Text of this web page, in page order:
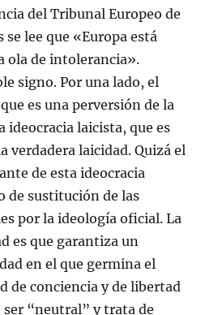
del Tribunal Europeo de
se lee que «Europa está
ola de intolerancia».
signo. Por una lado, el
es una perversión de la
ideocracia laicista, que es
verdadera laicidad. Quizá el
de esta ideocracia
de sustitución de las
por la ideología oficial. La
es que garantiza un
en el que germina el
de conciencia y de libertad
ser “neutral” y trata de